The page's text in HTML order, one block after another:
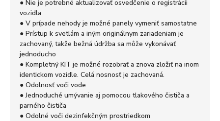
● Nie je potrebné aktualizovať osvedčenie o registrácii
vozidla
● V prípade nehody je možné panely vymeniť samostatne
● Prístup k svetlám a iným originálnym zariadeniam je
zachovaný, takže bežná údržba sa môže vykonávať
jednoducho
● Kompletný KIT je možné rozobrať a znova zložiť na inom
identickom vozidle. Celá nosnosť je zachovaná.
● Odolnosť voči vode
● Jednoduché umývanie aj pomocou tlakového čističa a
parného čističa
● Odolné voči dezinfekčným prostriedkom